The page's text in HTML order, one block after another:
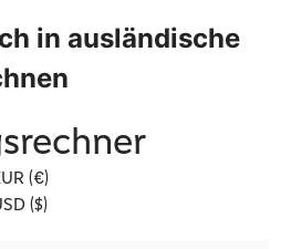
in ausländische